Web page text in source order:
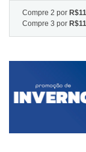
Compre 2 por
Compre 3 por